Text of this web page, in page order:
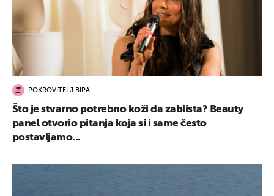
POKROVITELJ BIPA
Što je stvarno potrebno koži da zablista? Beauty
panel otvorio pitanja koja si i same često
postavljamo...